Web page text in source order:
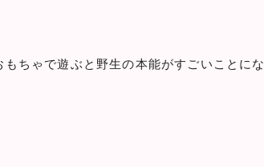
ちゃで遊ぶと野生の本能がすごいことにな